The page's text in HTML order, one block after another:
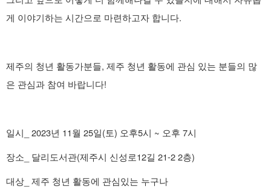
게 이야기하는 시간으로 마련하고자 합니다.
제주의 청년 활동가분들, 제주 청년 활동에 관심 있는 분들의 많
은 관심과 참여 바랍니다!
일시_ 2023년 11월 25일(토) 오후5시 ~ 오후 7시
장소_ 달리도서관(제주시 신성로12길 21-2 2층)
대상_ 제주 청년 활동에 관심있는 누구나